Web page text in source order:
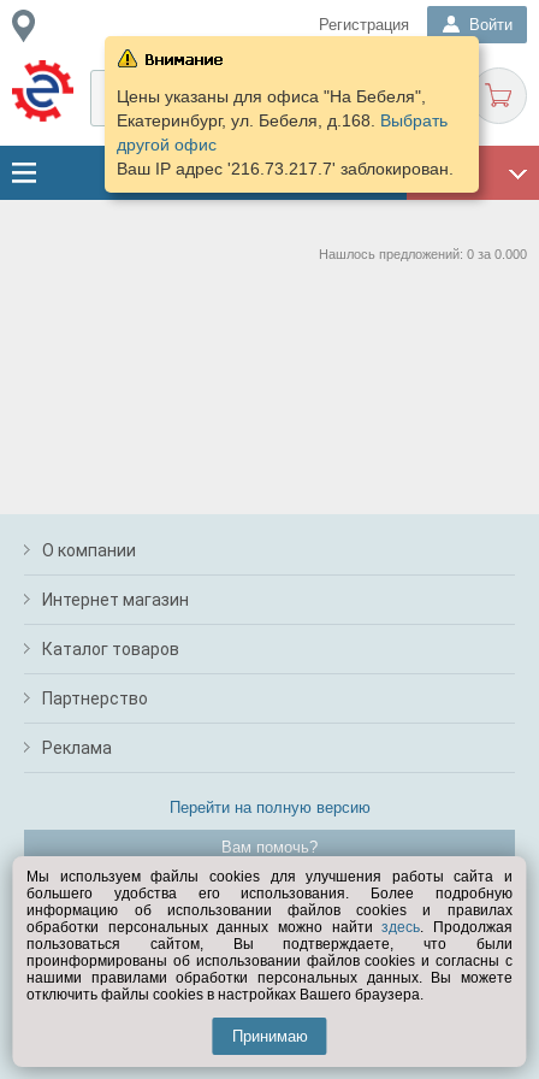
Регистрация Войти
ГАРАЖ
Цены указаны для офиса "На Бебеля",
Екатеринбург, ул. Бебеля, д.168. Выбрать
другой офис
Ваш IP адрес '216.73.217.7' заблокирован.
Нашлось предложений: 0 за 0.000
О компании
Интернет магазин
Каталог товаров
Партнерство
Реклама
Перейти на полную версию
Вам помочь?
© Exist.ru 1998—2026
Мы используем файлы cookies для улучшения работы сайта и
большего удобства его использования. Более подробную
информацию об использовании файлов cookies и правилах
обработки персональных данных можно найтиздесь. Продолжая
пользоваться сайтом, Вы подтверждаете, что были
проинформированы об использовании файлов cookies и согласны с
нашими правилами обработки персональных данных. Вы можете
отключить файлы cookies в настройках Вашего браузера.
Принимаю